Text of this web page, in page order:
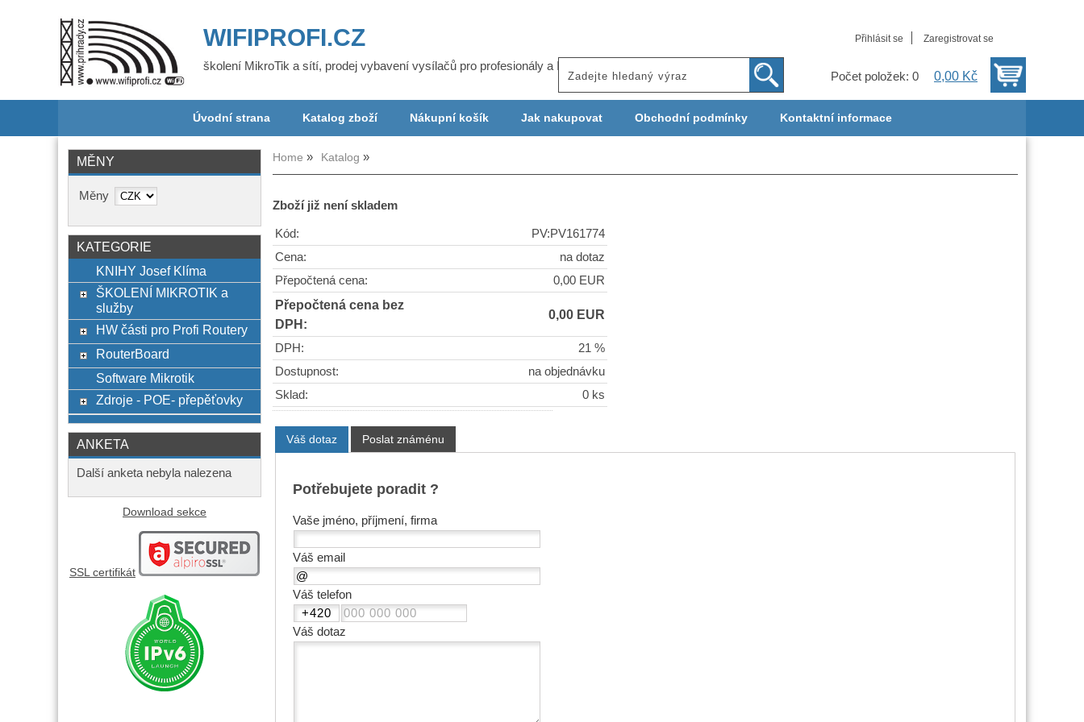
Přihlásit se Zaregistrovat se
Počet položek: 0 0,00 Kč
WIFIPROFI.CZ
školení MikroTik a sítí, prodej vybavení vysílačů pro profesionály a ISP
Úvodní strana Katalog zboží Nákupní košík Jak nakupovat Obchodní podmínky Kontaktní informace
Home Katalog
Zboží již není skladem
Kód:
PV:PV161774
Cena:
na dotaz
Přepočtená cena:
0,00 EUR
Přepočtená cena bez
DPH:
0,00 EUR
DPH:
21 %
Dostupnost:
na objednávku
Sklad:
0 ks
Váš dotaz Poslat známénu
Potřebujete poradit ?
Vaše jméno, příjmení, firma
Váš email
Váš telefon
Váš dotaz
MĚNY
Měny
KATEGORIE
KNIHY Josef Klíma
ŠKOLENÍ MIKROTIK a
služby
HW části pro Profi Routery
RouterBoard
Software Mikrotik
Zdroje - POE- přepěťovky
ANKETA
Další anketa nebyla nalezena
Download sekce
SSL certifikát